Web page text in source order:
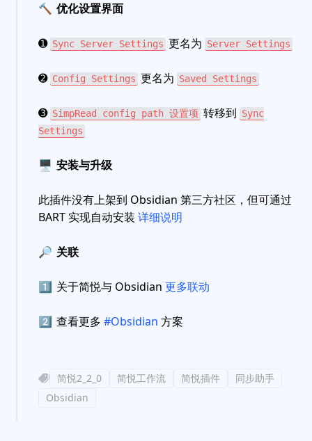
🔨 优化设置界面
➊ Sync Server Settings 更名为 Server Settings
➋ Config Settings 更名为 Saved Settings
➌ SimpRead config path 设置项 转移到 Sync
Settings
🖥 安装与升级
此插件没有上架到 Obsidian 第三方社区，但可通过
BART 实现自动安装 详细说明
🔎 关联
1️⃣ 关于简悦与 Obsidian 更多联动
2️⃣ 查看更多 #Obsidian 方案
简悦2_2_0 简悦工作流 简悦插件
同步助手
Obsidian